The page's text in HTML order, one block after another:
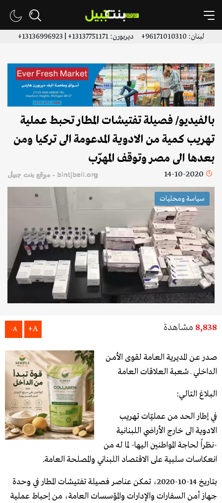
لبنان: 96171010310+ ديربورن: 13137751171+ | 13136996923+
بالفيديو/ فصيلة تفتيشات المطار تحبط عملية
تهريب كمية من الادوية المدعومة الى تركيا ومن
بعدها الى مصر وتوقف المهرّب
14-10-2020 bintjbeil.org - موقع بنت جبيل
سياسة ومحليات
8,838 مشاهدة A+
A-
صـدر عـن المديرية العـامة لقوى الأمـن
الداخلي ـ شعبة العلاقات العامة
البـلاغ التالـي:
في إطار الحد من عمليّات تهريب
الادوية الى خارج الأراضي اللبنانية
-نظراً لحاجة المواطنين اليها- لما له من
انعكاسات سلبية على الاقتصاد اللبناني والمصلحة العامة.
بتاريخ 14-10-2020، تمكن عناصر فصيلة تفتيشات المطار في وحدة
جهاز أمن السفارات والإدارات والمؤسسات العامة، من إحباط عملية